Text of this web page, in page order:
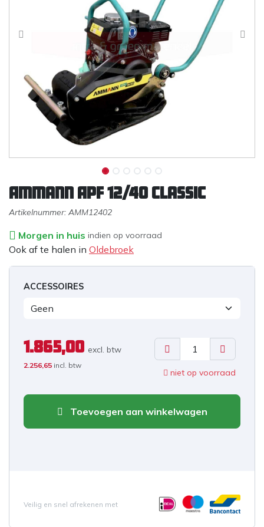
Ammann APF 12/40 Classic
Artikelnummer: AMM12402
Morgen in huis indien op voorraad
Ook af te halen in Oldebroek
ACCESSOIRES
1.865,00 excl. btw
2.256,65 incl. btw
niet op voorraad
Toevoegen aan winkelwagen
Veilig en snel afrekenen met